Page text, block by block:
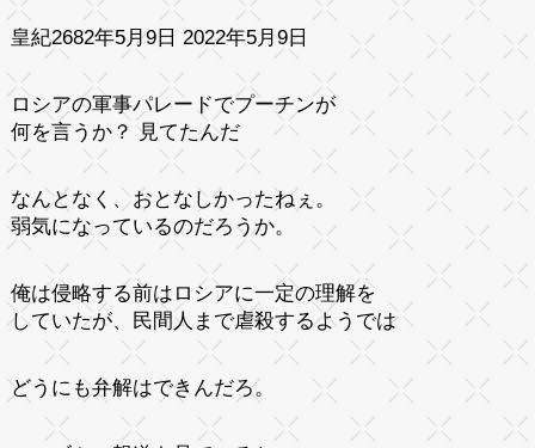
皇紀2682年5月9日 2022年5月9日
ロシアの軍事パレードでプーチンが
何を言うか？ 見てたんだ
なんとなく、おとなしかったねぇ。
弱気になっているのだろうか。
俺は侵略する前はロシアに一定の理解を
していたが、民間人まで虐殺するようでは
どうにも弁解はできんだろ。